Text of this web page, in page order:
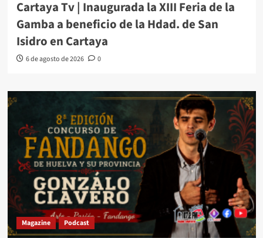
Cartaya Tv | Inaugurada la XIII Feria de la
Gamba a beneficio de la Hdad. de San
Isidro en Cartaya
6 de agosto de 2026 0
Magazine Podcast